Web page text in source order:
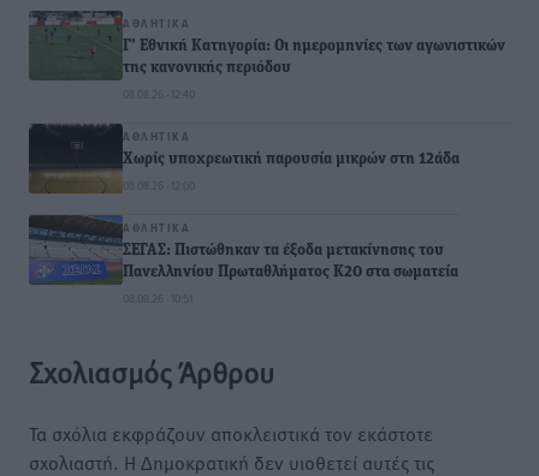
ΑΘΛΗΤΙΚΆ
Γ’ Εθνική Κατηγορία: Οι ημερομηνίες των αγωνιστικών
της κανονικής περιόδου
08.08.26 · 12:40
ΑΘΛΗΤΙΚΆ
Χωρίς υποχρεωτική παρουσία μικρών στη 12άδα
08.08.26 · 12:00
ΑΘΛΗΤΙΚΆ
ΣΕΓΑΣ: Πιστώθηκαν τα έξοδα μετακίνησης του
Πανελληνίου Πρωταθλήματος Κ20 στα σωματεία
08.08.26 · 10:51
Σχολιασμός Άρθρου
Τα σχόλια εκφράζουν αποκλειστικά τον εκάστοτε
σχολιαστή. Η Δημοκρατική δεν υιοθετεί αυτές τις